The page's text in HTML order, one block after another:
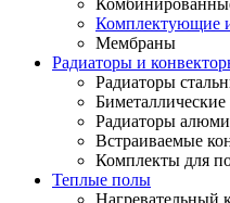
Комплектующие
Мембраны
Радиаторы и
Радиаторы
Радиаторы
Встраиваемые
Комплекты для
Теплые полы
Нагревательный